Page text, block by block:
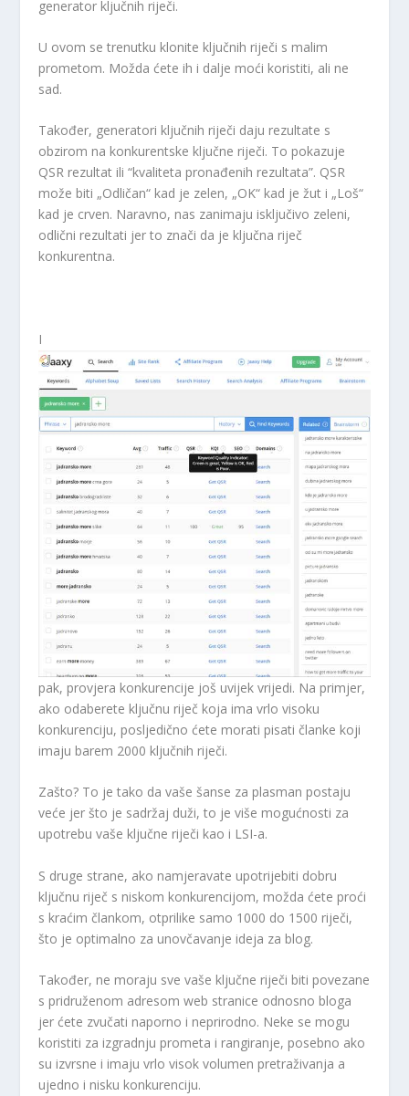
generator ključnih riječi.
U ovom se trenutku klonite ključnih riječi s malim
prometom. Možda ćete ih i dalje moći koristiti, ali ne
sad.
Također, generatori ključnih riječi daju rezultate s
obzirom na konkurentske ključne riječi. To pokazuje
QSR rezultat ili “kvaliteta pronađenih rezultata”. QSR
može biti „Odličan“ kad je zelen, „OK“ kad je žut i „Loš“
kad je crven. Naravno, nas zanimaju isključivo zeleni,
odlični rezultati jer to znači da je ključna riječ
konkurentna.
I
pak, provjera konkurencije još uvijek vrijedi. Na primjer,
ako odaberete ključnu riječ koja ima vrlo visoku
konkurenciju, posljedično ćete morati pisati članke koji
imaju barem 2000 ključnih riječi.
Zašto? To je tako da vaše šanse za plasman postaju
veće jer što je sadržaj duži, to je više mogućnosti za
upotrebu vaše ključne riječi kao i LSI-a.
S druge strane, ako namjeravate upotrijebiti dobru
ključnu riječ s niskom konkurencijom, možda ćete proći
s kraćim člankom, otprilike samo 1000 do 1500 riječi,
što je optimalno za unovčavanje ideja za blog.
Također, ne moraju sve vaše ključne riječi biti povezane
s pridruženom adresom web stranice odnosno bloga
jer ćete zvučati naporno i neprirodno. Neke se mogu
koristiti za izgradnju prometa i rangiranje, posebno ako
su izvrsne i imaju vrlo visok volumen pretraživanja a
ujedno i nisku konkurenciju.